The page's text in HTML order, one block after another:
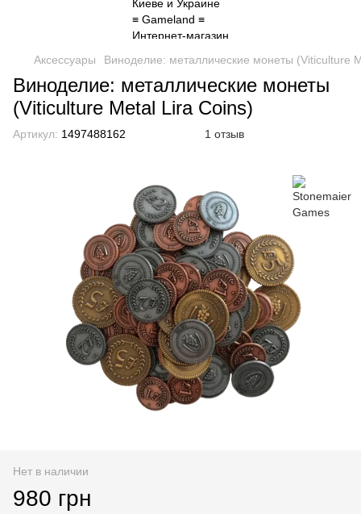
Аксессуары Виноделие: металлические монеты (Viticulture
Виноделие: металлические монеты
(Viticulture Metal Lira Coins)
Артикул: 1497488162 1 отзыв
Нет в наличии
980 грн